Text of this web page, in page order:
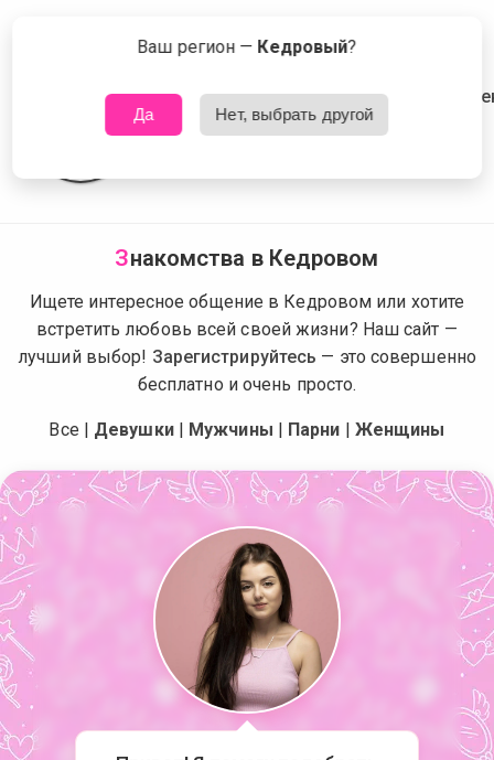
Сейчас знакомятся в Кедровом Что это?
Знакомства в Кедровом
Ищете интересное общение в Кедровом или хотите
встретить любовь всей своей жизни? Наш сайт —
лучший выбор! Зарегистрируйтесь — это совершенно
бесплатно и очень просто.
Все | Девушки| Мужчины | Парни | Женщины
Ваш регион — Кедровый?
Да Нет, выбрать другой